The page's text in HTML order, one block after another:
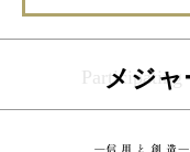
メジャ